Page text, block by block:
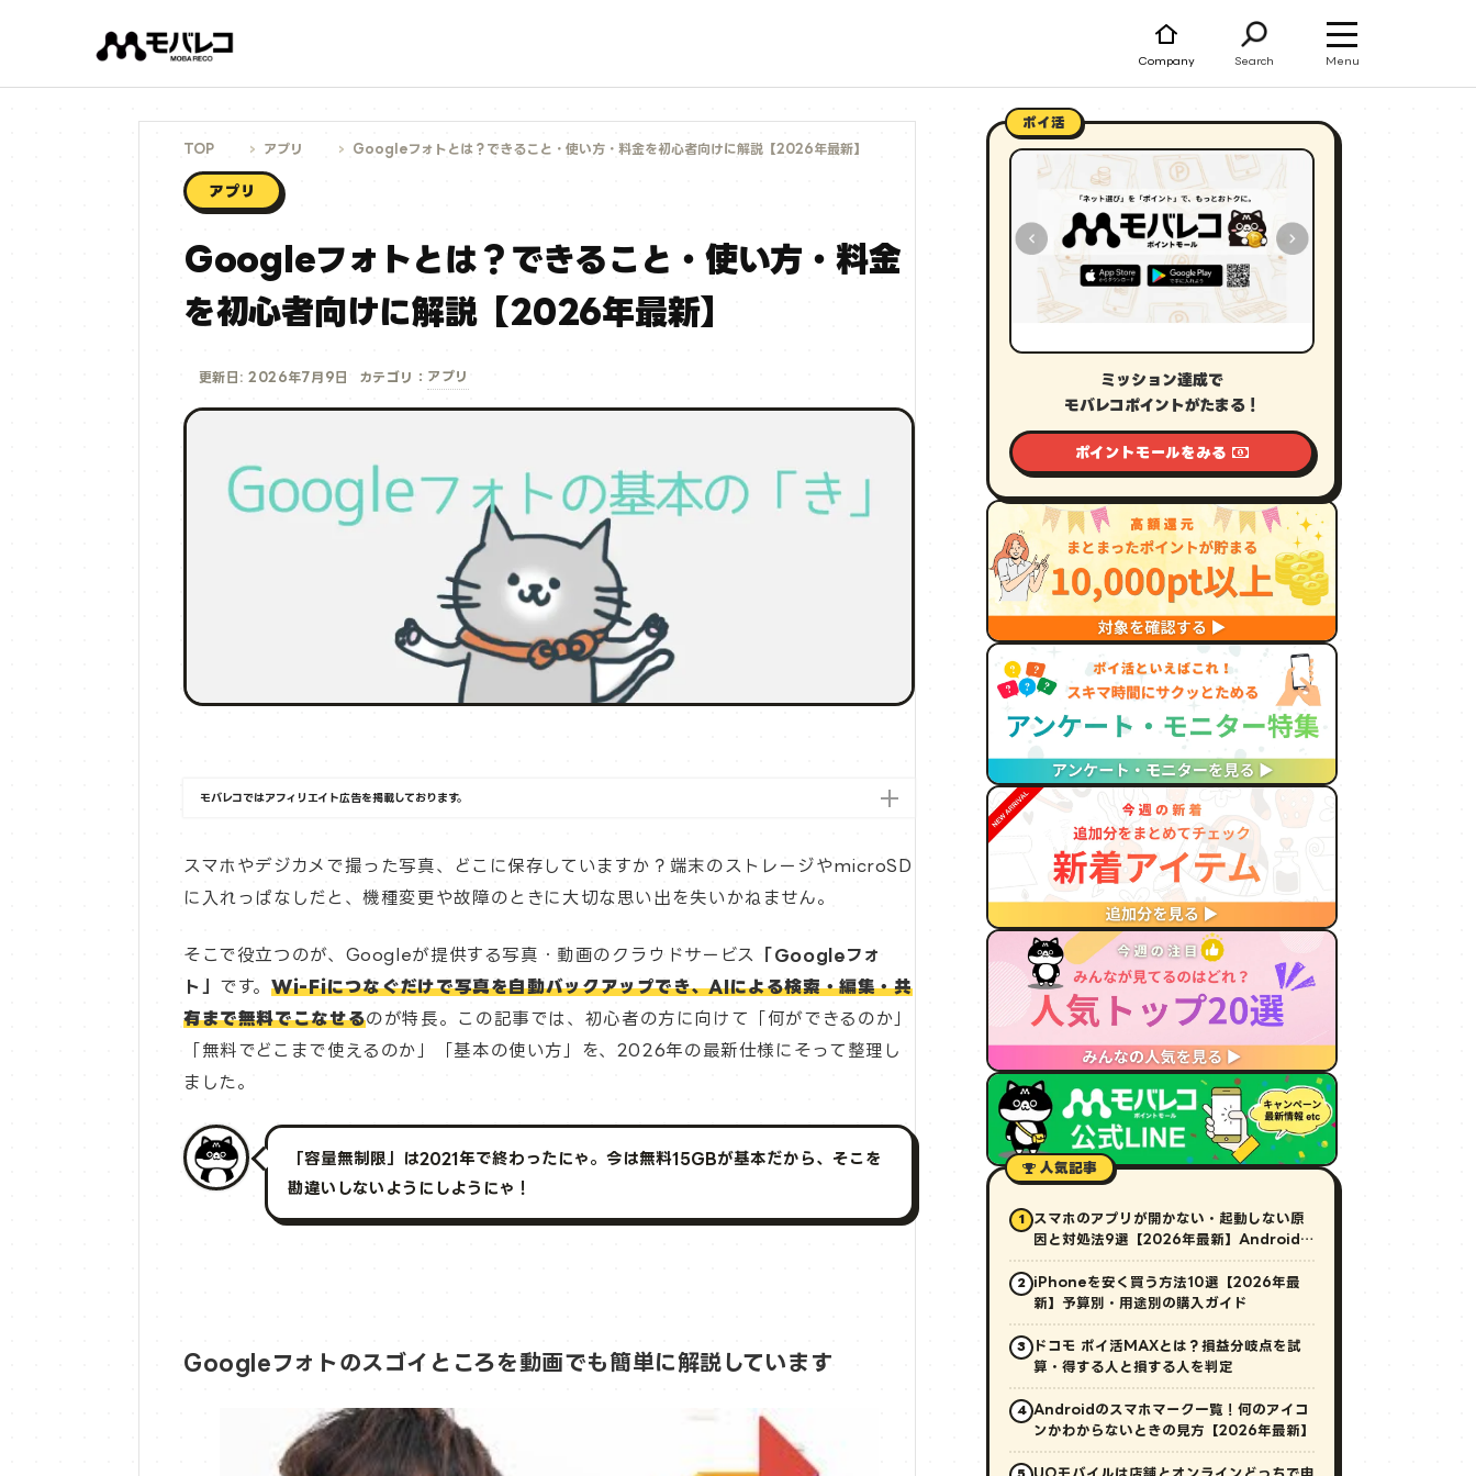
ス
Company Search Menu
TOP アプリ Googleフォトとは？できること・使い方・料金を初心者向けに解説【2026年最新】
アプリ
Googleフォトとは？できること・使い方・料金
を初心者向けに解説【2026年最新】
更新日: 2026年7月9日 カテゴリ： アプリ
モバレコではアフィリエイト広告を掲載しております。
スマホやデジカメで撮った写真、どこに保存していますか？端末のストレージやmicroSD
に入れっぱなしだと、機種変更や故障のときに大切な思い出を失いかねません。
そこで役立つのが、Googleが提供する写真・動画のクラウドサービス
「Googleフォ
ト」 です。Wi-Fiにつなぐだけで写真を自動バックアップでき、AIによる検索・編集・共
有まで無料でこなせるのが特長。この記事では、初心者の方に向けて「何ができるのか」
「無料でどこまで使えるのか」「基本の使い方」を、2026年の最新仕様にそって整理し
ました。
「容量無制限」は2021年で終わったにゃ。今は無料15GBが基本だから、そこを
勘違いしないようにしようにゃ！
Googleフォトのスゴイところを動画でも簡単に解説しています
ポイ活
ミッション達成で
モバレコポイントがたまる！
ポイントモールをみる
人気記事
1
スマホのアプリが開かない・起動しない原
因と対処法9選【2026年最新】Android・
iPhone対応
2
iPhoneを安く買う方法10選【2026年最
新】予算別・用途別の購入ガイド
3
ドコモ ポイ活MAXとは？損益分岐点を試
算・得する人と損する人を判定
4
Androidのスマホマーク一覧！何のアイコ
ンかわからないときの見方【2026年最新】
UQモバイルは店舗とオンラインどっちで申